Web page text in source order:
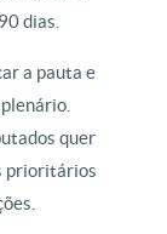
dias.
a pauta e
quer
prioritários